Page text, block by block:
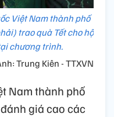
Việt Nam thành phố
trao quà Tết cho hộ
chương trình.
Trung Kiên - TTXVN
Nam thành phố
giá cao các